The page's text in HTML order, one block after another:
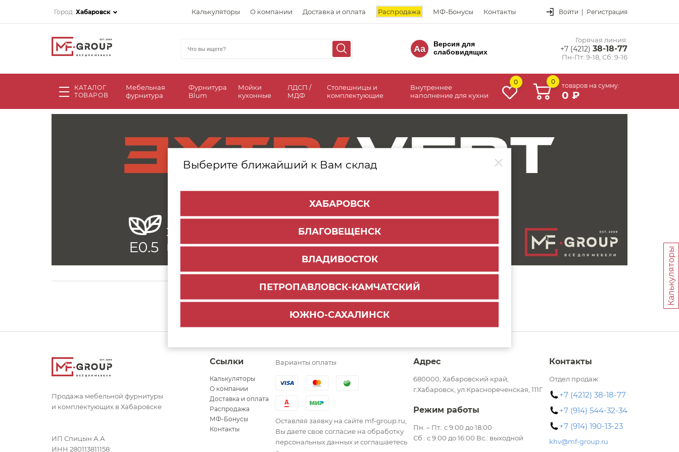
Город: Хабаровск Калькуляторы О компании Доставка и оплата Распродажа МФ-Бонусы Контакты Войти | Регистрация
Aa
Версия для
слабовидящих
Горячая линия:
+7 (4212) 38-18-77
Пн-Пт: 9-18, Сб: 9-16
КАТАЛОГ
ТОВАРОВ
Мебельная
фурнитура
Фурнитура
Blum
Мойки
кухонные
ЛДСП /
МДФ
Столешницы и
комплектующие
Внутреннее
наполнение для кухни
0 0
товаров на сумму:
0 ₽
Выберите ближайший к Вам склад
ХАБАРОВСК
БЛАГОВЕЩЕНСК
ВЛАДИВОСТОК
ПЕТРОПАВЛОВСК-КАМЧАТСКИЙ
ЮЖНО-САХАЛИНСК
Калькуляторы
Продажа мебельной фурнитуры
и комплектующих в Хабаровске
ИП Спицын А.А
ИНН 280113811158
Ссылки
Калькуляторы
О компании
Доставка и оплата
Распродажа
МФ-Бонусы
Контакты
Варианты оплаты
Оставляя заявку на сайте mf-group.ru,
Вы даете свое согласие на обработку
персональных данных и соглашаетесь
Адрес
680000, Хабаровский край,
г.Хабаровск, ул.Краснореченская, 111Г
Режим работы
Пн. – Пт.: с 9:00 до 18:00
Сб.: с 9:00 до 16:00 Вс.: выходной
Контакты
Отдел продаж:
+7 (4212) 38-18-77
+7 (914) 544-32-34
+7 (914) 190-13-23
khv@mf-group.ru